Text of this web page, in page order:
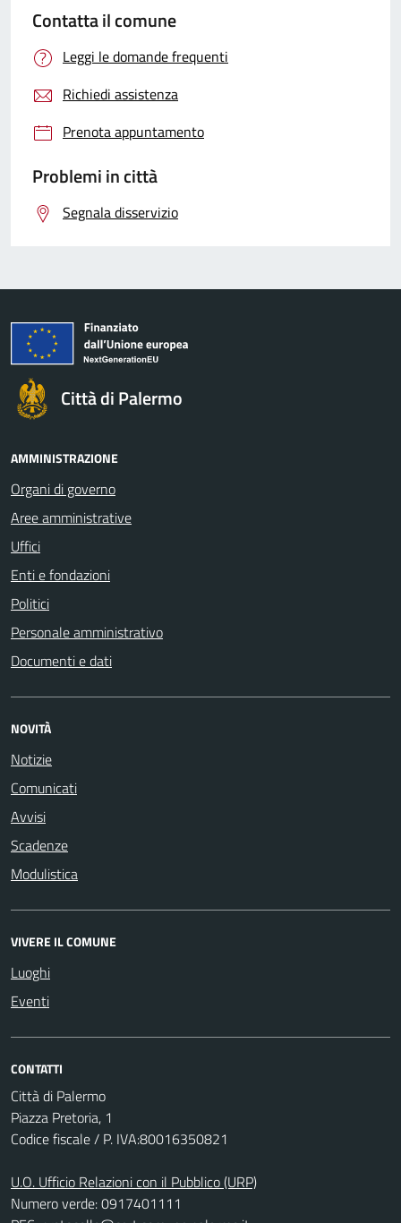
Contatta il comune
Leggi le domande frequenti
Richiedi assistenza
Prenota appuntamento
Problemi in città
Segnala disservizio
Città di Palermo
AMMINISTRAZIONE
Organi di governo
Aree amministrative
Uffici
Enti e fondazioni
Politici
Personale amministrativo
Documenti e dati
NOVITÀ
Notizie
Comunicati
Avvisi
Scadenze
Modulistica
VIVERE IL COMUNE
Luoghi
Eventi
CONTATTI
Città di Palermo
Piazza Pretoria, 1
Codice fiscale / P. IVA:80016350821
U.O. Ufficio Relazioni con il Pubblico (URP)
Numero verde: 0917401111